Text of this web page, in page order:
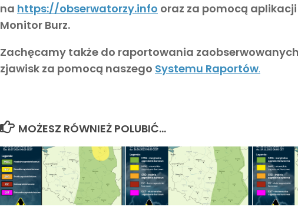
na https://obserwatorzy.info oraz za pomocą aplikacji
Monitor Burz.
Zachęcamy także do raportowania
zjawisk za pomocą naszego Systemu Raportów.
MOŻESZ RÓWNIEŻ POLUBIĆ…